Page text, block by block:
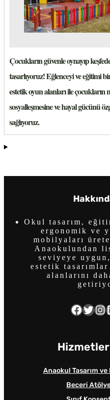
Çocukların güvenle oynayıp
tasarlıyoruz! Eğlenceyi ve eğitimi
estetik oyun alanları ile
sosyalleşmesine ve hayal gücünü
sağlıyoruz.
Okul tasarım,
ergonomik ve
mobilyaları
Anaokulundan
seviyeye
estetik
alanlarını
Facebook Twitter Instagram
Anaokul Tasarım ve
Beceri